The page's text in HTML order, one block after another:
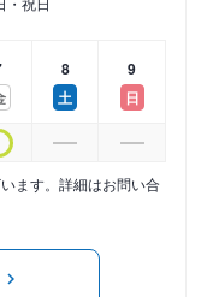
8
土
9
日
ます。詳細はお問い合